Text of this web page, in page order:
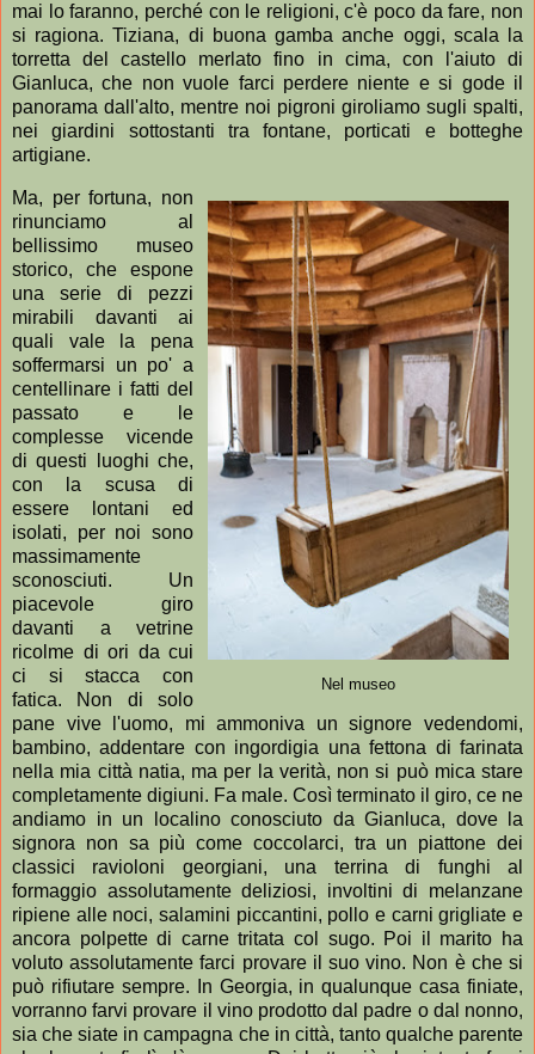
mai lo faranno, perché con le religioni, c'è poco da fare, non
si ragiona. Tiziana, di buona gamba anche oggi, scala la
torretta del castello merlato fino in cima, con l'aiuto di
Gianluca, che non vuole farci perdere niente e si gode il
panorama dall'alto, mentre noi pigroni giroliamo sugli spalti,
nei giardini sottostanti tra fontane, porticati e botteghe
artigiane.
Nel museo
Ma, per fortuna, non
rinunciamo al
bellissimo museo
storico, che espone
una serie di pezzi
mirabili davanti ai
quali vale la pena
soffermarsi un po' a
centellinare i fatti del
passato e le
complesse vicende
di questi luoghi che,
con la scusa di
essere lontani ed
isolati, per noi sono
massimamente
sconosciuti. Un
piacevole giro
davanti a vetrine
ricolme di ori da cui
ci si stacca con
fatica. Non di solo
pane vive l'uomo, mi ammoniva un signore vedendomi,
bambino, addentare con ingordigia una fettona di farinata
nella mia città natia, ma per la verità, non si può mica stare
completamente digiuni. Fa male. Così terminato il giro, ce ne
andiamo in un localino conosciuto da Gianluca, dove la
signora non sa più come coccolarci, tra un piattone dei
classici ravioloni georgiani, una terrina di funghi al
formaggio assolutamente deliziosi, involtini di melanzane
ripiene alle noci, salamini piccantini, pollo e carni grigliate e
ancora polpette di carne tritata col sugo. Poi il marito ha
voluto assolutamente farci provare il suo vino. Non è che si
può rifiutare sempre. In Georgia, in qualunque casa finiate,
vorranno farvi provare il vino prodotto dal padre o dal nonno,
sia che siate in campagna che in città, tanto qualche parente